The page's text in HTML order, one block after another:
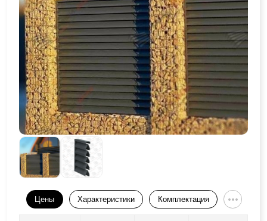
Цены Характеристики Комплектация